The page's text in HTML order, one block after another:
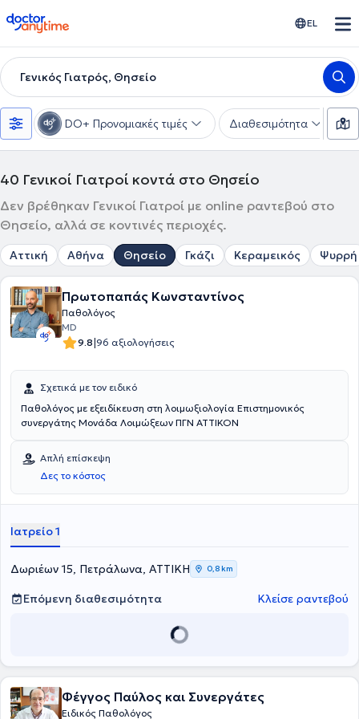
doctoranytime EL
Γενικός Γιατρός, Θησείο
DO+ Προνομιακές τιμές Διαθεσιμότητα
40 Γενικοί Γιατροί κοντά στο Θησείο
Δεν βρέθηκαν Γενικοί Γιατροί με online ραντεβού στο
Θησείο, αλλά σε κοντινές περιοχές.
Αττική Αθήνα Θησείο Γκάζι Κεραμεικός Ψυρρή
Πρωτοπαπάς Κωνσταντίνος
Παθολόγος
MD
9.8|96 αξιολογήσεις
Σχετικά με τον ειδικό
Παθολόγος με εξειδίκευση στη λοιμωξιολογία Επιστημονικός
συνεργάτης Μονάδα Λοιμώξεων ΠΓΝ ΑΤΤΙΚΟΝ
Απλή επίσκεψη
Δες το κόστος
Ιατρείο 1
Δωριέων 15, Πετράλωνα, ΑΤΤΙΚΗ 0,8 km
Επόμενη διαθεσιμότητα Κλείσε ραντεβού
Φέγγος Παύλος και Συνεργάτες
Ειδικός Παθολόγος